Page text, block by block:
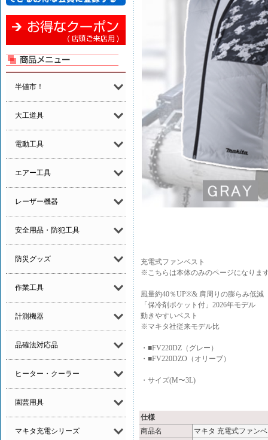
半値市！
大工道具
電動工具
エアー工具
レーザー機器
安全用品・防犯工具
防災グッズ
作業工具
計測機器
品確法対応品
ヒーター・クーラー
園芸用具
マキタ充電シリーズ
充電式ファンベスト
※こちらは本体のみのページになりま
風量約40％UP※& 肩周りの膨らみ低減
「保冷剤ポケット付」2026年モデル
動きやすいベスト
※マキタ社従来モデル比
・■FV220DZ（グレー）
・■FV220DZO（オリーブ）
・サイズ(M〜3L)
仕様
商品名
マキタ 充電式ファン